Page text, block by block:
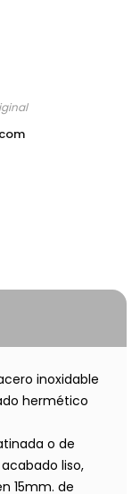
inoxidable
hermético
o de
liso,
15mm. de